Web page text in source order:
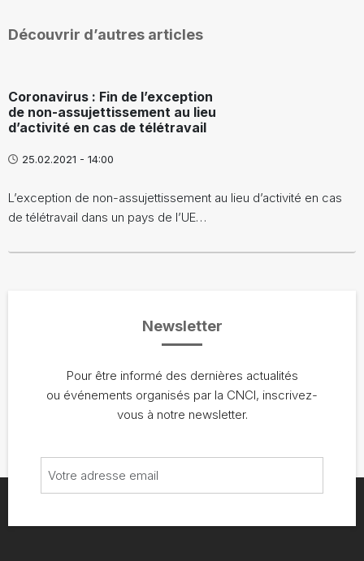
Découvrir d’autres articles
Coronavirus : Fin de l’exception
de non-assujettissement au lieu
d’activité en cas de télétravail
25.02.2021 - 14:00
L’exception de non-assujettissement au lieu d’activité en cas
de télétravail dans un pays de l’UE…
Newsletter
Pour être informé des dernières actualités
ou événements organisés par la CNCI, inscrivez-
vous à notre newsletter.